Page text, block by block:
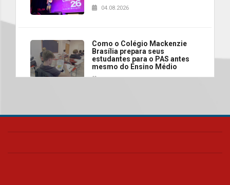
04.08.2026
Como o Colégio Mackenzie
Brasília prepara seus
estudantes para o PAS antes
mesmo do Ensino Médio
Como os pais podem investir
escola